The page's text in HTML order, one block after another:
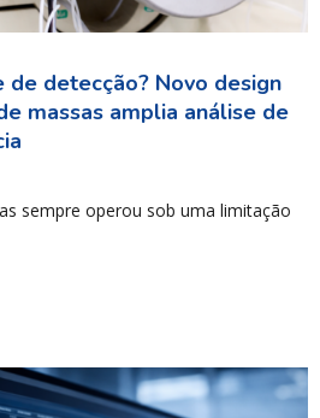
detecção? Novo design
massas amplia análise de
sempre operou sob uma limitação